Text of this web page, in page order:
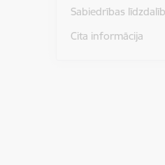
Sabiedrības
Cita informācija